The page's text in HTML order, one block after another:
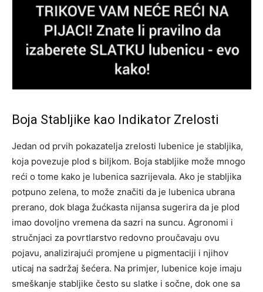
Boja Stabljike kao Indikator Zrelosti
Jedan od prvih pokazatelja zrelosti lubenice je stabljika,
koja povezuje plod s biljkom. Boja stabljike može mnogo
reći o tome kako je lubenica sazrijevala. Ako je stabljika
potpuno zelena, to može značiti da je lubenica ubrana
prerano, dok blaga žućkasta nijansa sugerira da je plod
imao dovoljno vremena da sazri na suncu. Agronomi i
stručnjaci za povrtlarstvo redovno proučavaju ovu
pojavu, analizirajući promjene u pigmentaciji i njihov
uticaj na sadržaj šećera. Na primjer, lubenice koje imaju
smeškanje stabljike često su slatke i sočne, dok one sa